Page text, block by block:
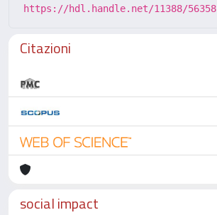
https://hdl.handle.net/11388/56358
Citazioni
social impact